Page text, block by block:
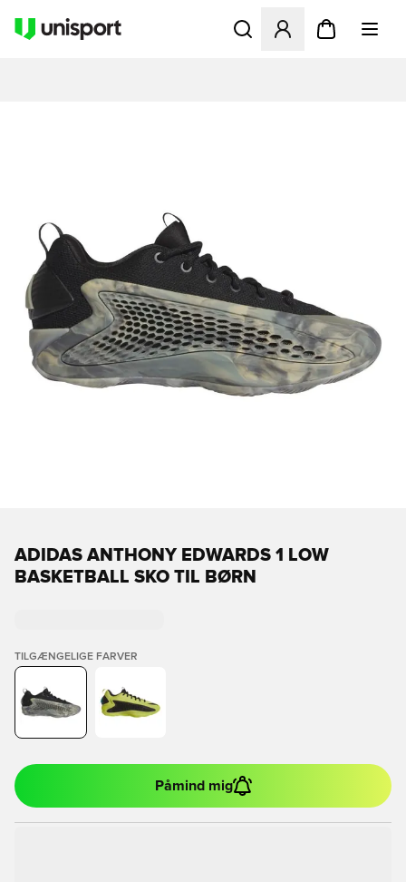
Åbner en Modal til at
ADIDAS ANTHONY EDWARDS 1 LOW
BASKETBALL SKO TIL BØRN
TILGÆNGELIGE FARVER
Påmind mig